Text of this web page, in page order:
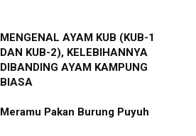
MENGENAL AYAM KUB (KUB-1
DAN KUB-2), KELEBIHANNYA
DIBANDING AYAM KAMPUNG
BIASA
Meramu Pakan Burung Puyuh